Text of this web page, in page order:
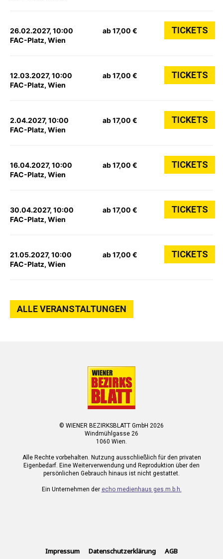
26.02.2027, 10:00
FAC-Platz, Wien
ab 17,00 € TICKETS
12.03.2027, 10:00
FAC-Platz, Wien
ab 17,00 € TICKETS
2.04.2027, 10:00
FAC-Platz, Wien
ab 17,00 € TICKETS
16.04.2027, 10:00
FAC-Platz, Wien
ab 17,00 € TICKETS
30.04.2027, 10:00
FAC-Platz, Wien
ab 17,00 € TICKETS
21.05.2027, 10:00
FAC-Platz, Wien
ab 17,00 € TICKETS
ALLE VERANSTALTUNGEN
© WIENER BEZIRKSBLATT GmbH 2026
Windmühlgasse 26
1060 Wien.
Alle Rechte vorbehalten. Nutzung ausschließlich für den privaten
Eigenbedarf. Eine Weiterverwendung und Reproduktion über den
persönlichen Gebrauch hinaus ist nicht gestattet.
Ein Unternehmen der echo medienhaus ges.m.b.h.
Impressum Datenschutzerklärung AGB